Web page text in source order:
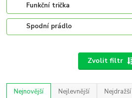
Funkční trička
Spodní prádlo
Zvolit filtr
Nejnovější Nejlevnější Nejdražší